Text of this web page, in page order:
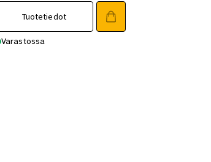
Tuotetiedot
Varastossa